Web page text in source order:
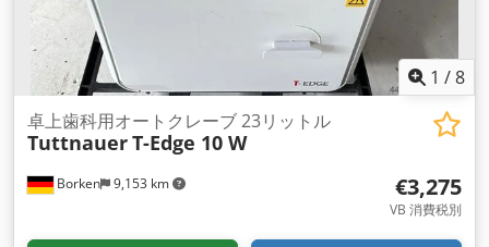
1 /8
Borken 9,153 km
卓上歯科用オートクレーブ 23リットル
TuttnauerT-Edge 10 W
€3,275
VB 消費税別